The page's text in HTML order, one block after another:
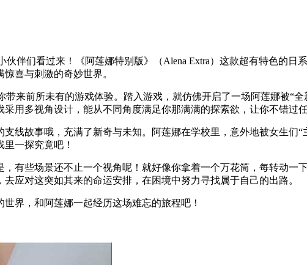
伴们看过来！《阿莲娜特别版》（Alena Extra）这款超有特色的日
喜与刺激的奇妙世界。
来前所未有的游戏体验。踏入游戏，就仿佛开启了一场阿莲娜被“
用多视角设计，能从不同角度满足你那满满的探索欲，让你不错过任
线故事哦，充满了新奇与未知。阿莲娜在学校里，意外地被女生们
一探究竟吧！
有些场景还不止一个视角呢！就好像你拿着一个万花筒，每转动一
应对这突如其来的命运安排，在困境中努力寻找属于自己的出路。
界，和阿莲娜一起经历这场难忘的旅程吧！